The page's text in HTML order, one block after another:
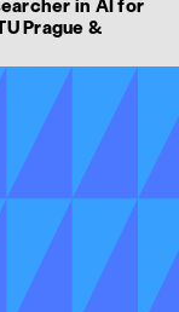
in AI for
Prague &